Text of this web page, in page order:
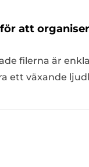
att
filerna är
ett växande